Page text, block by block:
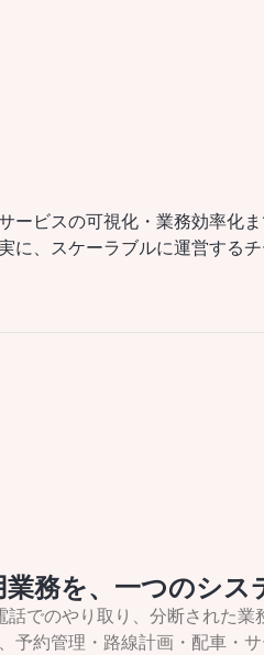
ービスの可視化・業務効率化
に、スケーラブルに運営するチ
業務を、一つのシス
話でのやり取り、分断された業
予約管理・路線計画・配車・